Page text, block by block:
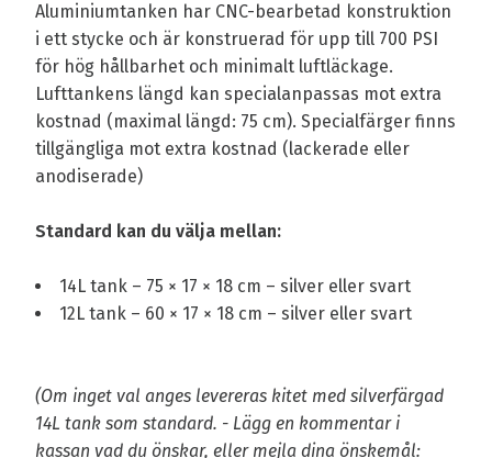
Aluminiumtanken har CNC-bearbetad konstruktion
i ett stycke och är konstruerad för upp till 700 PSI
för hög hållbarhet och minimalt luftläckage.
Lufttankens längd kan specialanpassas mot extra
kostnad (maximal längd: 75 cm). Specialfärger finns
tillgängliga mot extra kostnad (lackerade eller
anodiserade)
Standard kan du välja mellan:
14L tank – 75 × 17 × 18 cm – silver eller svart
12L tank – 60 × 17 × 18 cm – silver eller svart
(Om inget val anges levereras kitet med silverfärgad
14L tank som standard. - Lägg en kommentar i
kassan vad du önskar, eller mejla dina önskemål: